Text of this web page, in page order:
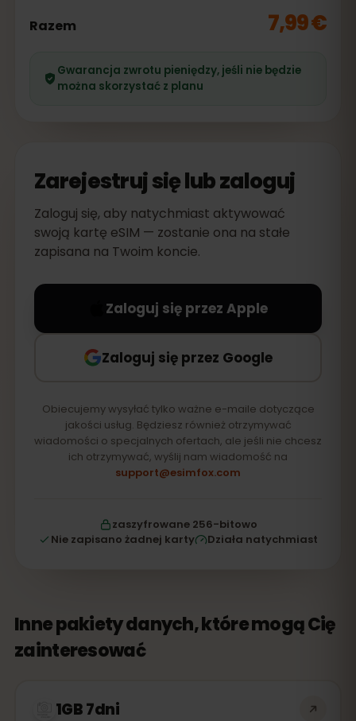
Razem 7,99 €
Gwarancja zwrotu pieniędzy, jeśli nie będzie
można skorzystać z planu
Zarejestruj się lub zaloguj
Zaloguj się, aby natychmiast aktywować
swoją kartę eSIM — zostanie ona na stałe
zapisana na Twoim koncie.
Zaloguj się przez Apple
Zaloguj się przez Google
Obiecujemy wysyłać tylko ważne e-maile dotyczące
jakości usług. Będziesz również otrzymywać
wiadomości o specjalnych ofertach, ale jeśli nie chcesz
ich otrzymywać, wyślij nam wiadomość na
support@esimfox.com
zaszyfrowane 256-bitowo
Nie zapisano żadnej karty
Działa natychmiast
Inne pakiety danych, które mogą Cię
zainteresować
1GB 7dni